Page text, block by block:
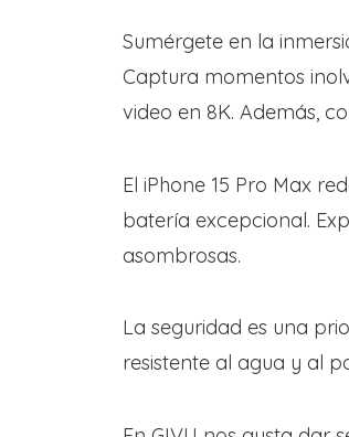
Sumérgete en la
Captura momentos
video en 8K. Además,
El iPhone 15 Pro Max
batería excepcional.
asombrosas.
La seguridad es una
resistente al agua y al